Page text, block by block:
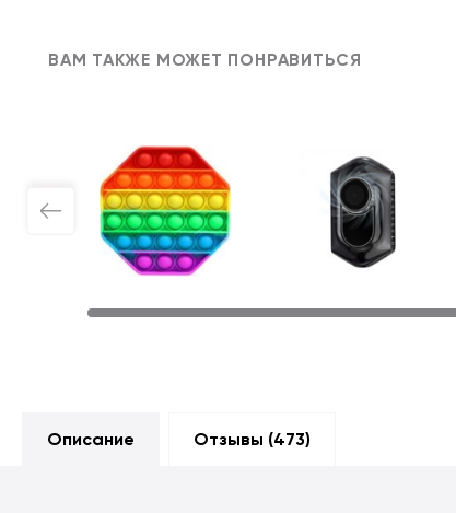
ВАМ ТАКЖЕ МОЖЕТ ПОНРАВИТЬСЯ
Описание Отзывы (473)